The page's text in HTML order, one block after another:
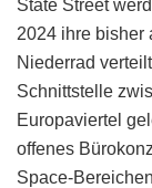
State Street
2024 ihre bisher
Niederrad
Schnittstelle
Europaviertel
offenes
Space-